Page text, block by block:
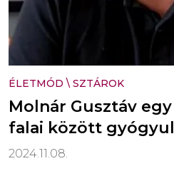
ÉLETMÓD \ SZTÁROK
Molnár Gusztáv
falai között gyógyul
2024.11.08.